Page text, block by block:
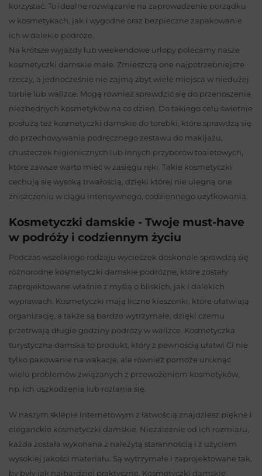
korzystać. To idealne rozwiązanie na zaprowadzenie porządku
w kosmetykach, jak i wygodne oraz bezpieczne zapakowanie
ich w dalekie podróże.
Na krótsze wyjazdy lub weekendowe urlopy polecamy nasze
kosmetyczki damskie małe. Zmieszczą one najpotrzebniejsze
rzeczy, a jednocześnie nie zajmą zbyt wiele miejsca w niedużej
torbie lub walizce. Mogą również sprawdzić się do przenoszenia
niezbędnych kosmetyków na co dzień. Do takiego celu świetnie
posłużą też kosmetyczki damskie do torebki, które sprawdzą się
do przechowywania podręcznego zestawu do makijażu,
chusteczek higienicznych lub innych przyborów toaletowych,
które zawsze warto mieć w zasięgu ręki. Takie kosmetyczki
cechują się wysoką trwałością, dzięki której nie ulegną one
zniszczeniu w ciągu intensywnego, codziennego użytkowania.
Kosmetyczki damskie - Twoje must-have
w podróży i codziennym życiu
Podczas wszelkiego rodzaju wycieczek doskonale sprawdzą się
różnorodne kosmetyczki damskie podróżne, które zostały
zaprojektowane właśnie z myślą o bliskich, jak i dalekich
wyprawach. Kosmetyczki mają liczne kieszonki, które ułatwiają
organizację, a także są bardzo wytrzymałe, dzięki czemu
przetrwają długie godziny podróży w walizce. Kosmetyczka
turystyczna damska to produkt, który z pewnością ułatwi Ci nie
tylko pakowanie na wakacje, ale również pomoże uniknąć
wielu problemów związanych z przewożeniem kosmetyków,
np. ich uszkodzenia lub rozlania się.
W naszym sklepie internetowym z łatwością znajdziesz piękne i
eleganckie kosmetyczki damskie. Niezależnie od ich rozmiaru,
każda została wykonana z należytą starannością i z użyciem
wysokiej jakości materiału. Są wytrzymałe i zaprojektowane tak,
by były jak najbardziej praktyczne. Kosmetyczki damskie